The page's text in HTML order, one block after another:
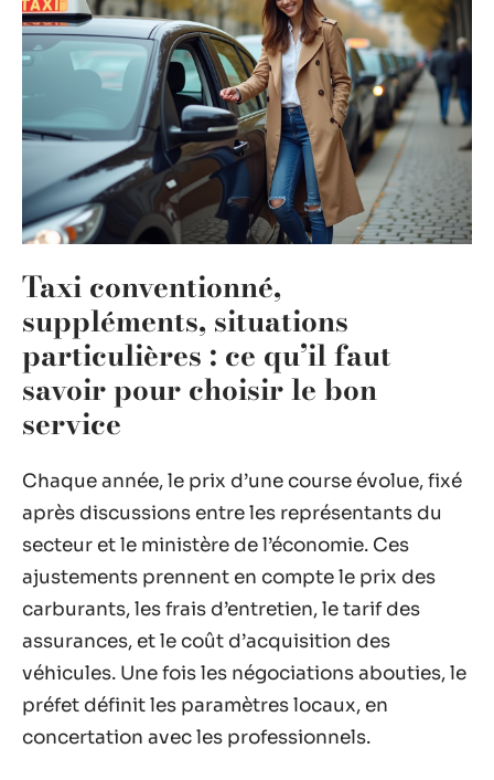
Taxi conventionné,
suppléments, situations
particulières : ce qu’il faut
savoir pour choisir le bon
service
Chaque année, le prix d’une course évolue, fixé
après discussions entre les représentants du
secteur et le ministère de l’économie. Ces
ajustements prennent en compte le prix des
carburants, les frais d’entretien, le tarif des
assurances, et le coût d’acquisition des
véhicules. Une fois les négociations abouties, le
préfet définit les paramètres locaux, en
concertation avec les professionnels.